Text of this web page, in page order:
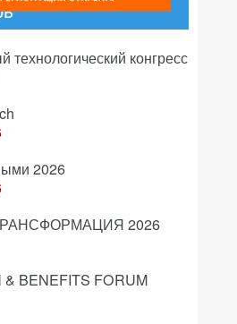
конгресс
2026
2026
BENEFITS FORUM